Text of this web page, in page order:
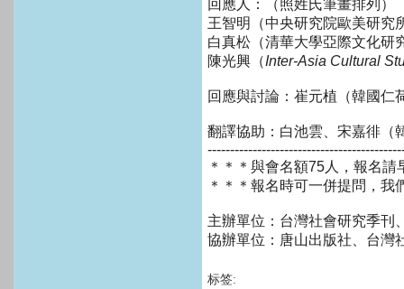
回應人：（照姓氏筆畫排列）
王智明（中央研究院歐美研究
白真松（清華大學亞際文化研
陳光興（Inter-Asia Cultural
回應與討論：崔元植（韓國仁
翻譯協助：白池雲、宋嘉徘（
＊＊＊與會名額75人，報名
＊＊＊報名時可一併提問，我
主辦單位：台灣社會研究季刊
協辦單位：唐山出版社、台灣
标签: